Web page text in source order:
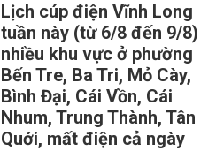
Lịch cúp điện Vĩnh Long
tuần này (từ 6/8 đến 9/8)
nhiều khu vực ở phường
Bến Tre, Ba Tri, Mỏ Cày,
Bình Đại, Cái Vồn, Cái
Nhum, Trung Thành, Tân
Quới, mất điện cả ngày